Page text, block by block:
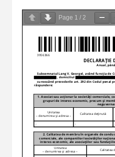
Page 1 / 2